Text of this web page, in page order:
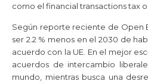
como el financial transactions tax
Según reporte reciente de Open
ser 2.2 % menos en el 2030 de
acuerdo con la UE. En el mejor
acuerdos de intercambio
mundo, mientras busca una